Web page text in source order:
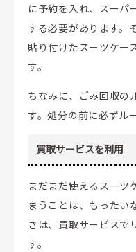
に予約を入れ、スーパ
する必要があります。
貼り付けたスーツケー
す。
ちなみに、ごみ回収の
す。処分の前に必ずル
買取サービスを利用
まだまだ使えるスーツ
まうことは、もったい
きは、買取サービスで
す。